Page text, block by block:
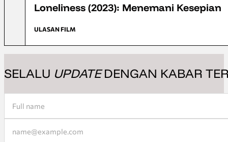
Loneliness (2023): Menemani Kesepian
ULASAN FILM
SELALU UPDATEDENGAN KABAR